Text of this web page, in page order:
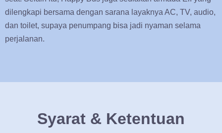
dilengkapi bersama dengan sarana layaknya AC, TV, audio,
dan toilet, supaya penumpang bisa jadi nyaman selama
perjalanan.
Syarat & Ketentuan